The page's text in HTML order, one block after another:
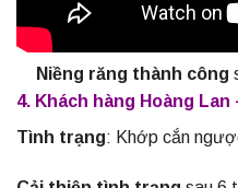
Niềng răng thành công
4. Khách hàng Hoàng Lan
Tình trạng: Khớp cắn